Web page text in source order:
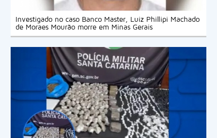
Investigado no caso Banco Master, Luiz Phillipi Machado
de Moraes Mourão morre em Minas Gerais